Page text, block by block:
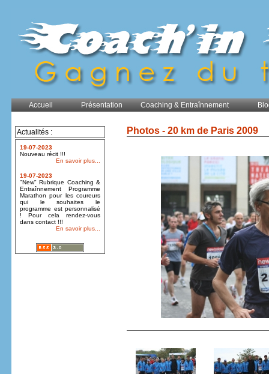
Accueil Présentation Coaching & Entraînnement
Actualités :
19-07-2023
Nouveau récit !!!
En savoir plus...
19-07-2023
"New" Rubrique Coaching &
Entraînnement Programme
Marathon pour les coureurs
qui le souhaites le
programme est personnalisé
! Pour cela rendez-vous
dans contact !!!
En savoir plus...
Photos - 20 km de Paris 2009